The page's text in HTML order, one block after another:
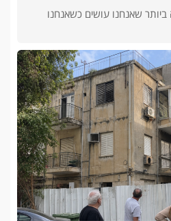
שאנחנו עושים כשאנחנו